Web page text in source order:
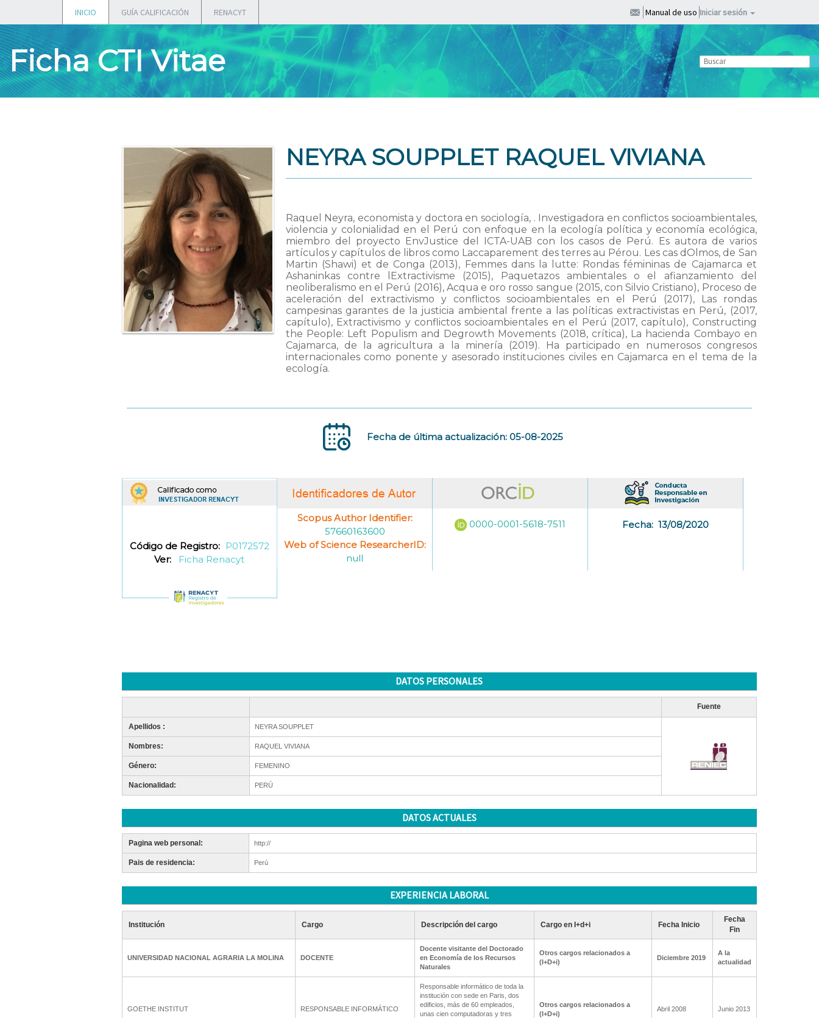
INICIO GUÍA CALIFICACIÓN RENACYT Manual de uso Iniciar sesión
Ficha CTI Vitae
NEYRA SOUPPLET RAQUEL VIVIANA
Raquel Neyra, economista y doctora en sociología, . Investigadora en conflictos socioambientales,
violencia y colonialidad en el Perú con enfoque en la ecología política y economía ecológica,
miembro del proyecto EnvJustice del ICTA-UAB con los casos de Perú. Es autora de varios
artículos y capítulos de libros como Laccaparement des terres au Pérou. Les cas dOlmos, de San
Martin (Shawi) et de Conga (2013), Femmes dans la lutte: Rondas fémininas de Cajamarca et
Ashaninkas contre lExtractivisme (2015), Paquetazos ambientales o el afianzamiento del
neoliberalismo en el Perú (2016), Acqua e oro rosso sangue (2015, con Silvio Cristiano), Proceso de
aceleración del extractivismo y conflictos socioambientales en el Perú (2017), Las rondas
campesinas garantes de la justicia ambiental frente a las políticas extractivistas en Perú, (2017,
capítulo), Extractivismo y conflictos socioambientales en el Perú (2017, capítulo), Constructing
the People: Left Populism and Degrowth Movements (2018, crítica), La hacienda Combayo en
Cajamarca, de la agricultura a la minería (2019). Ha participado en numerosos congresos
internacionales como ponente y asesorado instituciones civiles en Cajamarca en el tema de la
ecología.
Fecha de última actualización: 05-08-2025
Código de Registro: P0172572
Ver:
Ficha Renacyt
Scopus Author Identifier:
57660163600
Web of Science ResearcherID:
null
0000-0001-5618-7511 Fecha: 13/08/2020
DATOS PERSONALES
Fuente
Apellidos : NEYRA SOUPPLET
Nombres: RAQUEL VIVIANA
Género: FEMENINO
Nacionalidad: PERÚ
DATOS ACTUALES
Pagina web personal: http://
Pais de residencia: Perú
EXPERIENCIA LABORAL
Institución Cargo Descripción del cargo Cargo en I+d+i Fecha Inicio
Fecha
Fin
UNIVERSIDAD NACIONAL AGRARIA LA MOLINA DOCENTE
Docente visitante del Doctorado
en Economía de los Recursos
Naturales
Otros cargos relacionados a
(I+D+i)
Diciembre 2019
A la
actualidad
GOETHE INSTITUT RESPONSABLE INFORMÁTICO
Responsable informático de toda la
institución con sede en Paris, dos
edificios, más de 60 empleados,
unas cien computadoras y tres
Otros cargos relacionados a
(I+D+i)
Abril 2008 Junio 2013